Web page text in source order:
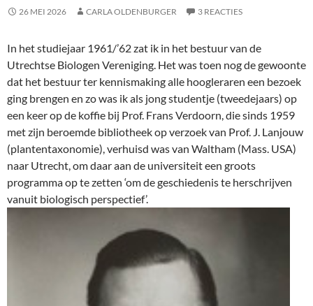
26 MEI 2026 CARLA OLDENBURGER 3 REACTIES
In het studiejaar 1961/’62 zat ik in het bestuur van de
Utrechtse Biologen Vereniging. Het was toen nog de gewoonte
dat het bestuur ter kennismaking alle hoogleraren een bezoek
ging brengen en zo was ik als jong studentje (tweedejaars) op
een keer op de koffie bij Prof. Frans Verdoorn, die sinds 1959
met zijn beroemde bibliotheek op verzoek van Prof. J. Lanjouw
(plantentaxonomie), verhuisd was van Waltham (Mass. USA)
naar Utrecht, om daar aan de universiteit een groots
programma op te zetten ‘om de geschiedenis te herschrijven
vanuit biologisch perspectief’.